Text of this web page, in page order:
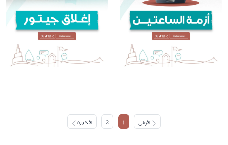
الأولى 1
2 الأخيرة